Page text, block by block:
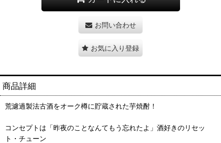
お問い合わせ
お気に入り登録
商品詳細
荒濾過製法古酒をオーク樽に貯蔵された芋焼酎！
コンセプトは「昨夜のことなんてもう忘れたよ」酒好きのリセッ
ト・チューン